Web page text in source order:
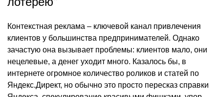
Контекстная реклама – ключевой канал привлечения
клиентов у большинства предпринимателей. Однако
зачастую она вызывает проблемы: клиентов мало, они
нецелевые, а денег уходит много. Казалось бы, в
интернете огромное количество роликов и статей по
Яндекс.Директ, но обычно это просто пересказ справки